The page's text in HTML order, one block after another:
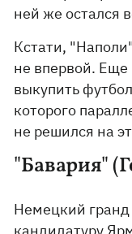
ней же остался
Кстати,
не впервой.
выкупить
которого
не решился на
"Бавария"
Немецкий гранд